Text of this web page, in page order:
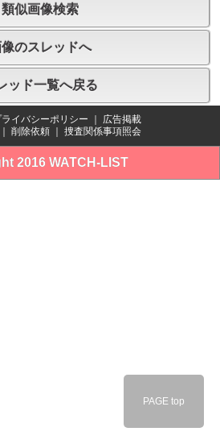
類似画像検索
のスレッドへ
ッド一覧へ戻る
ライバシーポリシー
広告掲載
削除依頼 捜査関係事項照会
2016 WATCH-LIST
PAGE top